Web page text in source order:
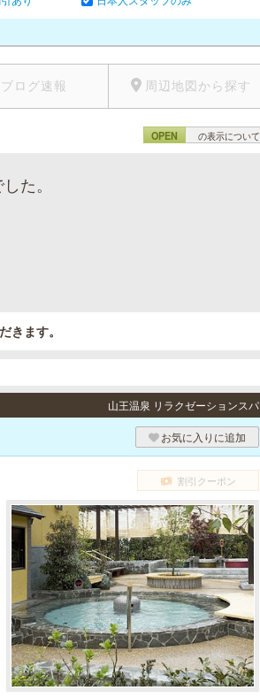
ブログ速報 周辺地図から探す
OPEN の表示について
た。
きます。
山王温泉 リラクゼーションスパ
お気に入りに追加
割引クーポン